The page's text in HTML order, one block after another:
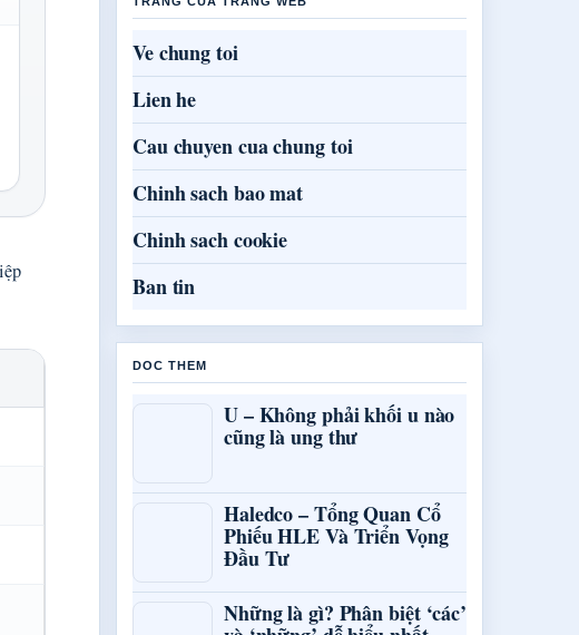
Ve chung toi
Lien he
Cau chuyen cua chung toi
Chinh sach bao mat
Chinh sach cookie
Ban tin
DOC THEM
U – Không phải khối u nào
cũng là ung thư
Haledco – Tổng Quan Cổ
Phiếu HLE Và Triển Vọng
Đầu Tư
Những là gì? Phân biệt ‘các’